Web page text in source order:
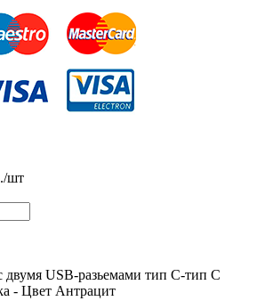
шт
двумя USB-разьемами тип C-тип С
- Цвет Антрацит